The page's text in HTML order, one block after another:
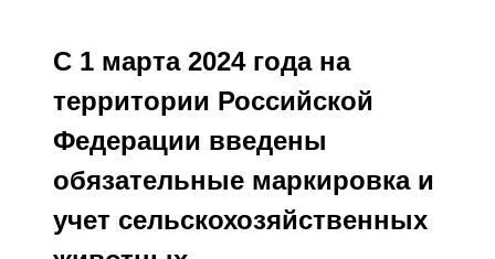
С 1 марта 2024 года на
территории Российской
Федерации введены
обязательные маркировка и
учет сельскохозяйственных